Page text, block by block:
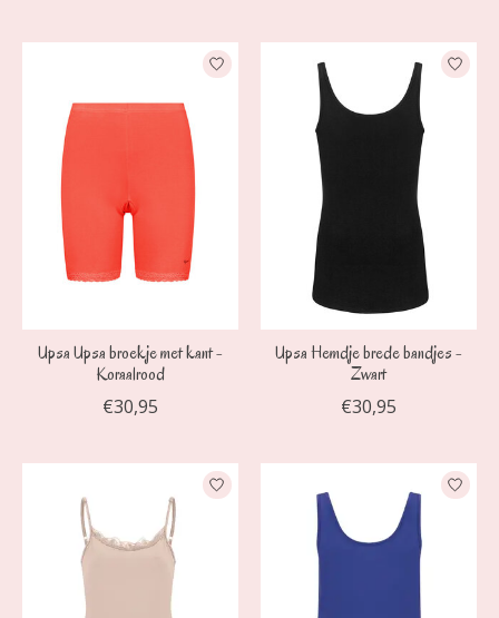
Upsa Upsa broekje met kant -
Koraalrood
€30,95
Upsa Hemdje brede bandjes -
Zwart
€30,95